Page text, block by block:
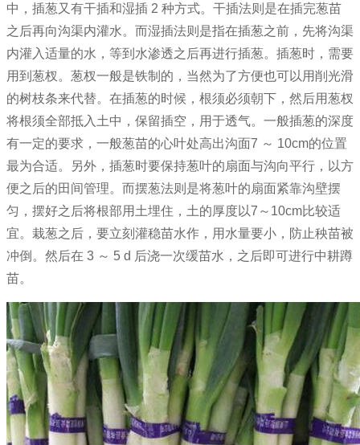
中，插葱又有干插和湿插 2 种方式。干插法则是在插完葱苗
之后再向沟渠内灌水。而湿插法则是指在插葱之前，先将沟渠
内灌入适量的水，等到水渗透之后再进行插葱。插葱时，需要
用到葱杈。葱杈一般是铁制的，当然为了方便也可以用削光滑
的树枝条来代替。在插葱的时候，根须必须朝下，然后用葱杈
将根须全部抵入土中，保留插空，用于透气。一般插葱的深度
有一定的要求，一般葱苗的心叶处高出沟面7 ～ 10cm的位置
最为合适。另外，插葱时要保持葱叶的扇面与沟向平行，以方
便之后的田间管理。而摆葱法则是将葱叶的扇面紧靠沟壁摆
匀，摆好之后将根部用土埋住，土的厚度以7～10cm比较适
宜。栽葱之后，要立刻灌稳苗水作，用水量要小，防止秧苗被
冲倒。然后在 3 ～ 5 d 后浇一次缓苗水，之后即可进行中耕蹲
苗。